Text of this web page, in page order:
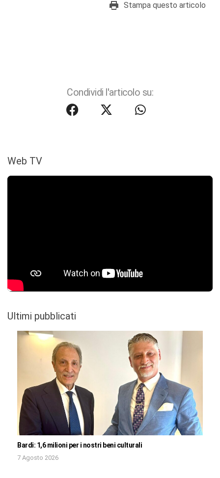
Stampa questo articolo
Condividi l'articolo su:
Web TV
Ultimi pubblicati
Bardi: 1,6 milioni per i nostri beni culturali
7 Agosto 2026